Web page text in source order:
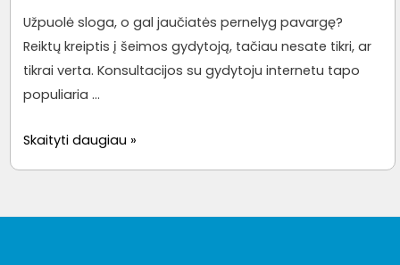
Užpuolė sloga, o gal jaučiatės pernelyg pavargę?
Reiktų kreiptis į šeimos gydytoją, tačiau nesate tikri, ar
tikrai verta. Konsultacijos su gydytoju internetu tapo
populiaria …
5
Skaityti daugiau »